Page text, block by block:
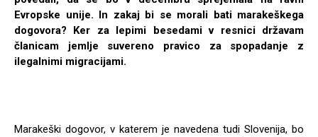
Evropske unije. In zakaj bi se morali bati marakeškega
dogovora? Ker za lepimi besedami v resnici državam
članicam jemlje suvereno pravico za spopadanje z
ilegalnimi migracijami.
Marakeški dogovor, v katerem je navedena tudi Slovenija, bo